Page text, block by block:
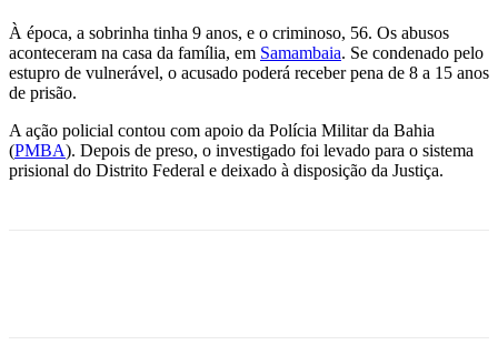
À época, a sobrinha tinha 9 anos, e o criminoso, 56. Os abusos
aconteceram na casa da família, em Samambaia. Se condenado pelo
estupro de vulnerável, o acusado poderá receber pena de 8 a 15 anos
de prisão.
A ação policial contou com apoio da Polícia Militar da Bahia
(PMBA). Depois de preso, o investigado foi levado para o sistema
prisional do Distrito Federal e deixado à disposição da Justiça.